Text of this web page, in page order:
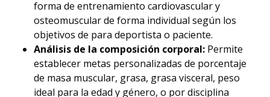
Accesibilidad
forma de entrenamiento cardiovascular y
osteomuscular de forma individual según los
objetivos de para deportista o paciente.
Análisis de la composición corporal: Permite
establecer metas personalizadas de porcentaje
de masa muscular, grasa, grasa visceral, peso
ideal para la edad y género, o por disciplina